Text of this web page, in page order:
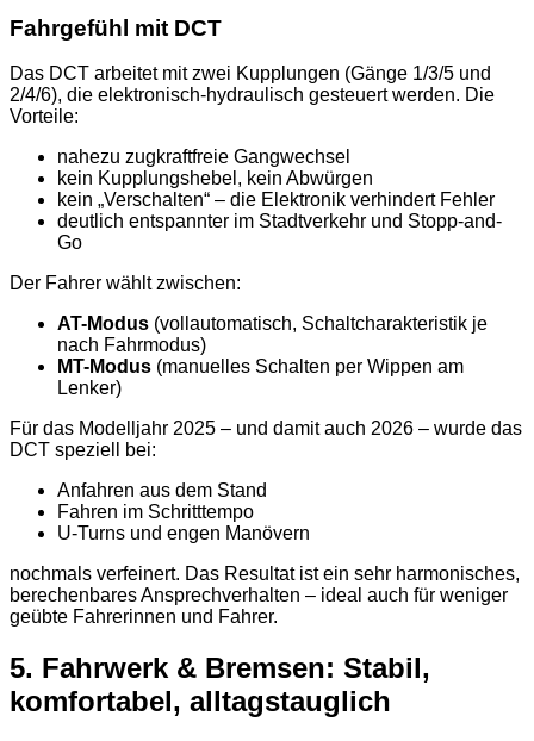
Fahrgefühl mit DCT
Das DCT arbeitet mit zwei Kupplungen (Gänge 1/3/5 und
2/4/6), die elektronisch-hydraulisch gesteuert werden. Die
Vorteile:
nahezu zugkraftfreie Gangwechsel
kein Kupplungshebel, kein Abwürgen
kein „Verschalten“ – die Elektronik verhindert Fehler
deutlich entspannter im Stadtverkehr und Stopp-and-
Go
Der Fahrer wählt zwischen:
AT-Modus (vollautomatisch, Schaltcharakteristik je
nach Fahrmodus)
MT-Modus (manuelles Schalten per Wippen am
Lenker)
Für das Modelljahr 2025 – und damit auch 2026 – wurde das
DCT speziell bei:
Anfahren aus dem Stand
Fahren im Schritttempo
U-Turns und engen Manövern
nochmals verfeinert. Das Resultat ist ein sehr harmonisches,
berechenbares Ansprechverhalten – ideal auch für weniger
geübte Fahrerinnen und Fahrer.
5. Fahrwerk & Bremsen: Stabil,
komfortabel, alltagstauglich